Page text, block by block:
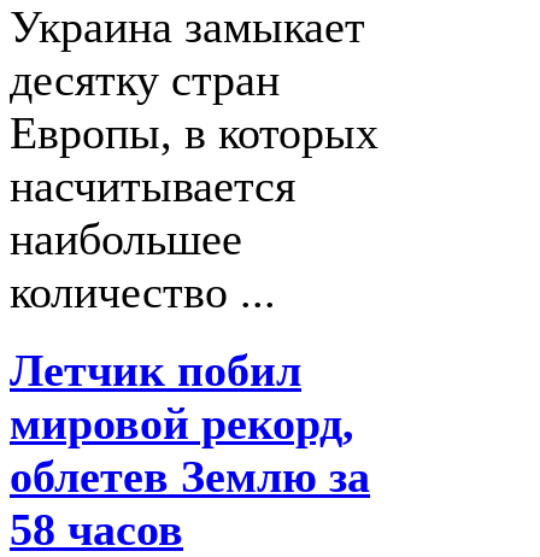
Украина замыкает
десятку стран
Европы, в которых
насчитывается
наибольшее
количество ...
Летчик побил
мировой рекорд,
облетев Землю за
58 часов